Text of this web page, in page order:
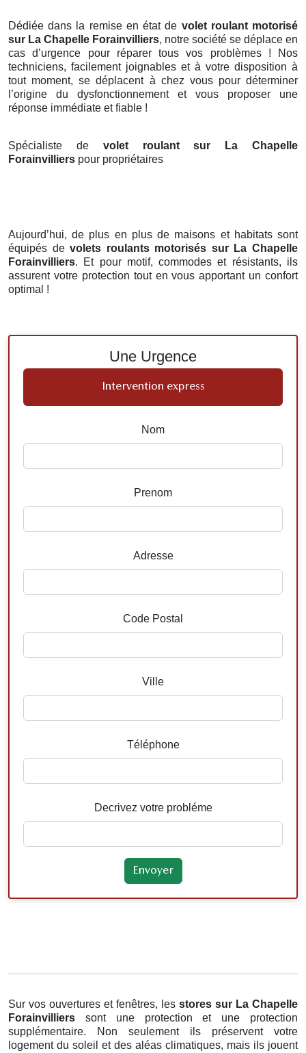
Dédiée dans la remise en état de volet roulant motorisé
sur La Chapelle Forainvilliers, notre société se déplace en
cas d’urgence pour réparer tous vos problèmes ! Nos
techniciens, facilement joignables et à votre disposition à
tout moment, se déplacent à chez vous pour déterminer
l’origine du dysfonctionnement et vous proposer une
réponse immédiate et fiable !
Spécialiste de volet roulant sur La Chapelle
Forainvilliers pour propriétaires
Aujourd’hui, de plus en plus de maisons et habitats sont
équipés devolets roulants motorisés sur La Chapelle
Forainvilliers. Et pour motif, commodes et résistants, ils
assurent votre protection tout en vous apportant un confort
optimal !
Une Urgence
Intervention express
Nom
Prenom
Adresse
Code Postal
Ville
Téléphone
Decrivez votre probléme
Sur vos ouvertures et fenêtres, les stores sur La Chapelle
Forainvilliers sont une protection et une protection
supplémentaire. Non seulement ils préservent votre
logement du soleil et des aléas climatiques, mais ils jouent